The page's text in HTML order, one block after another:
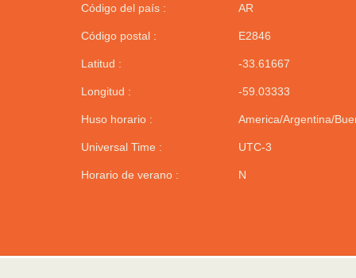
Código del país : AR
Código postal : E2846
Latitud : -33.61667
Longitud : -59.03333
Huso horario : America/Argentina/
Universal Time : UTC-3
Horario de verano : N